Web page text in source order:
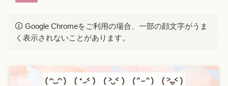
Google Chromeをご利用の場合、一部の顔文字がうま
く表示されないことがあります。